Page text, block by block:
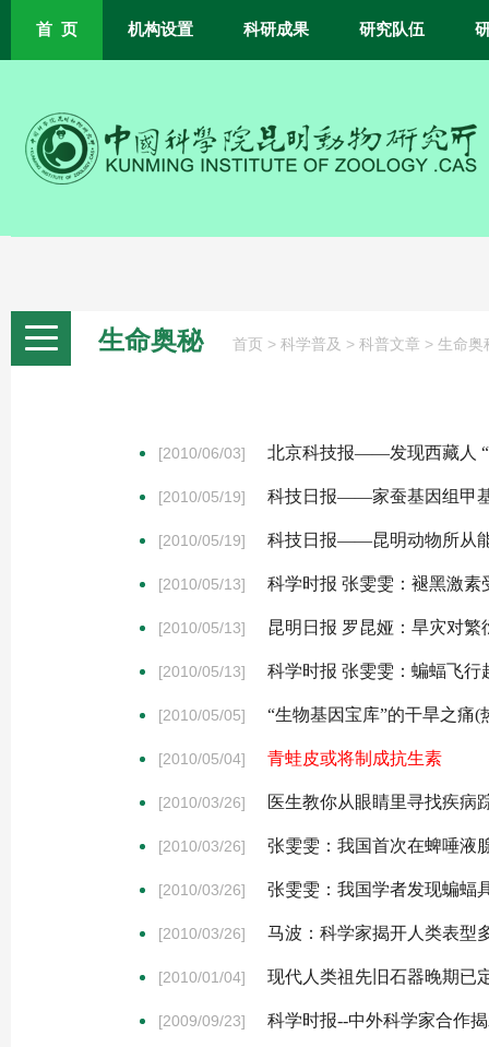
首 页 机构设置 科研成果 研究队伍
生命奥秘 首页 > 科学普及 > 科普文章 > 生命奥
[2010/06/03] 北京科技报——发现西藏人 “
[2010/05/19] 科技日报——家蚕基因组甲
[2010/05/19] 科技日报——昆明动物所从
[2010/05/13] 科学时报 张雯雯：褪黑激
[2010/05/13] 昆明日报 罗昆娅：旱灾对
[2010/05/13] 科学时报 张雯雯：蝙蝠飞
[2010/05/05] “生物基因宝库”的干旱之痛(
[2010/05/04] 青蛙皮或将制成抗生素
[2010/03/26] 医生教你从眼睛里寻找疾病
[2010/03/26] 张雯雯：我国首次在蜱唾液
[2010/03/26] 张雯雯：我国学者发现蝙蝠
[2010/03/26] 马波：科学家揭开人类表型
[2010/01/04] 现代人类祖先旧石器晚期已
[2009/09/23] 科学时报--中外科学家合作